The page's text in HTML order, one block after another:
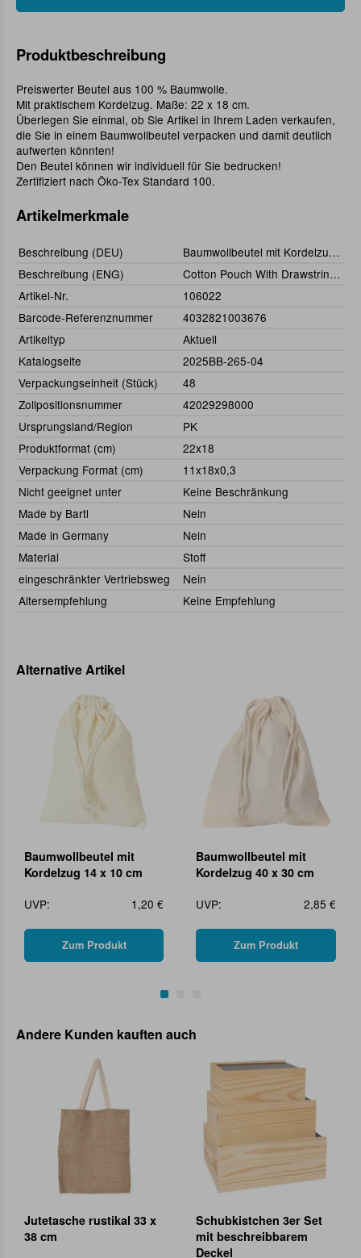
Produktbeschreibung
Preiswerter Beutel aus 100 % Baumwolle.
Mit praktischem Kordelzug. Maße: 22 x 18 cm.
Überlegen Sie einmal, ob Sie Artikel in Ihrem Laden verkaufen,
die Sie in einem Baumwollbeutel verpacken und damit deutlich
aufwerten könnten!
Den Beutel können wir individuell für Sie bedrucken!
Zertifiziert nach Öko-Tex Standard 100.
Artikelmerkmale
Beschreibung (DEU)
Baumwollbeutel mit Kordelzug 22 x 18 cm
Beschreibung (ENG)
Cotton Pouch With Drawstring 22 x 18 cm
Artikel-Nr.
106022
Barcode-Referenznummer
4032821003676
Artikeltyp
Aktuell
Katalogseite
2025BB-265-04
Verpackungseinheit (Stück)
48
Zollpositionsnummer
42029298000
Ursprungsland/Region
PK
Produktformat (cm)
22x18
Verpackung Format (cm)
11x18x0,3
Nicht geeignet unter
Keine Beschränkung
Made by Bartl
Nein
Made in Germany
Nein
Material
Stoff
eingeschränkter Vertriebsweg
Nein
Altersempfehlung
Keine Empfehlung
Alternative Artikel
Baumwollbeutel mit
Kordelzug 14 x 10 cm
UVP:
1,20 €
Zum Produkt
Baumwollbeutel mit
Kordelzug 40 x 30 cm
UVP:
2,85 €
Zum Produkt
Andere Kunden kauften auch
Jutetasche rustikal 33 x
38 cm
Schubkistchen 3er Set
mit beschreibbarem
Deckel